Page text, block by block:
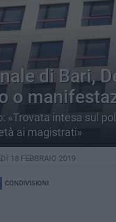
di Bari,
o
«Trovata intesa sul
ai magistrati»
18 FEBBRAIO 2019
CONDIVISIONI